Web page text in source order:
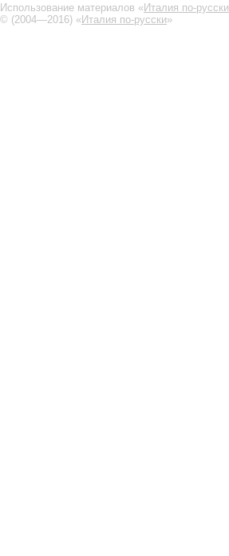
Использование материалов «Италия по-русски
© (2004—2016) «Италия по-русски»